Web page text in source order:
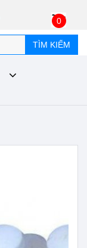
0
TÌM KIẾM